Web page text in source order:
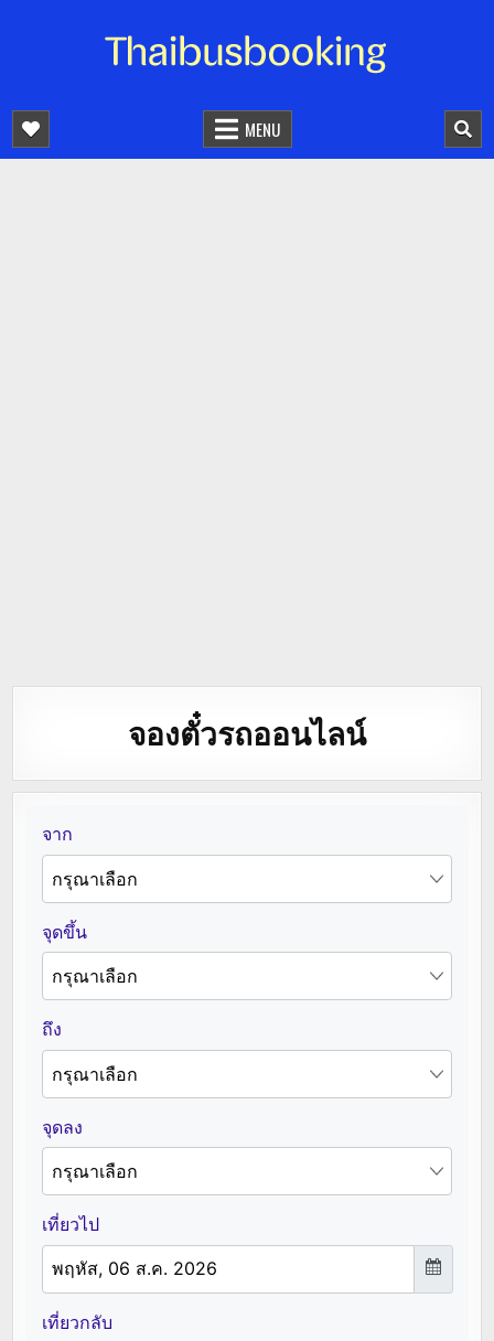
จองตั๋วรถออนไลน์ 24 ชั่วโมง
MENU
จองตั๋วรถออนไลน์